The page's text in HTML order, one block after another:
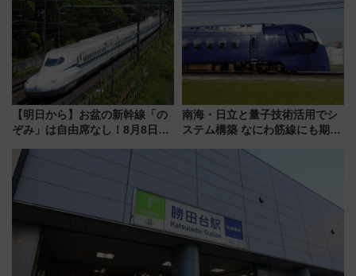
「第2弾」も
【明日から】お盆の新幹線「の
ぞみ」は自由席なし！8月8日午
せば空きが見つかることも 混
雑避ける「空席」探しのコツ
南海・日立と量子技術活用でシ
ステム構築 なにわ筋線にも期待